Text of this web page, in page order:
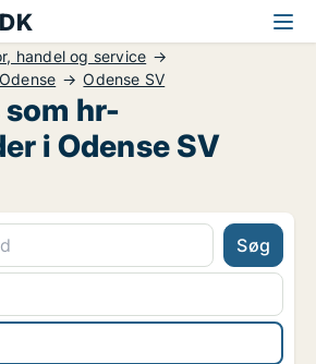
handel og service
Odense Odense SV
hr-
i Odense SV
Søg